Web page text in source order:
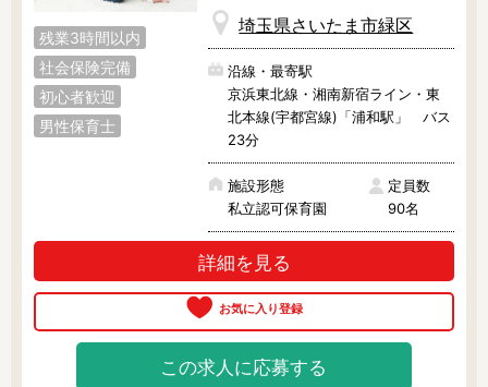
残業3時間以内
社会保険完備
初心者歓迎
男性保育士
埼玉県さいたま市緑区
沿線・最寄駅
京浜東北線・湘南新宿ライン・東
北本線(宇都宮線)「浦和駅」 バス
23分
施設形態
私立認可保育園
定員数
90名
詳細を見る
この求人に応募する